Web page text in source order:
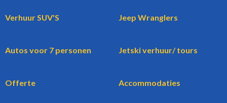
Verhuur SUV'S Jeep Wranglers
Autos voor 7 personen Jetski verhuur/ tours
Offerte Accommodaties